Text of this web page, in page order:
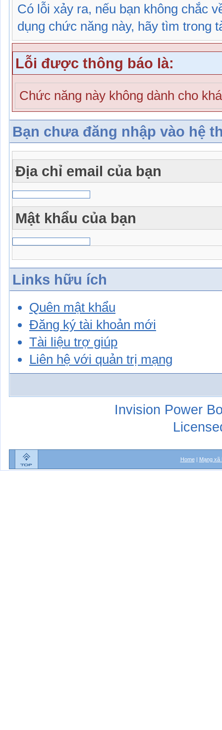
Có lỗi xảy ra, nếu bạn không chắc
dụng chức năng này, hãy tìm trong
Lỗi được thông báo là:
Chức năng này không dành cho
Bạn chưa đăng nhập vào hệ
Địa chỉ email của bạn
Mật khẩu của bạn
Links hữu ích
Quên mật khẩu
Đăng ký tài khoản mới
Tài liệu trợ giúp
Liên hệ với quản trị mạng
Invision Power
Home| Mạng xã